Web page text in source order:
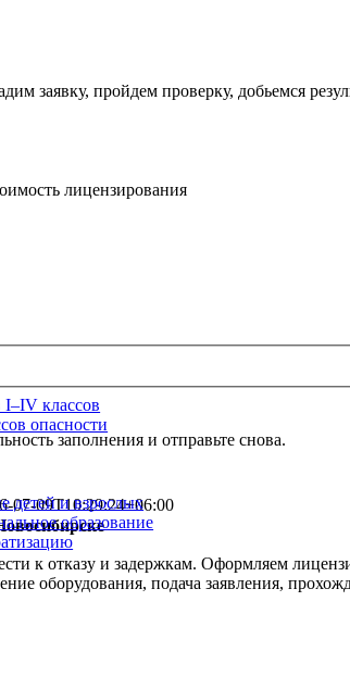
I–IV классов
опасности
детей и взрослых
образование
пройдем проверку, добьемся
лицензирования
заполнения и отправьте снова.
07-09T10:29:24+06:00
к отказу и задержкам. Оформляем
оборудования, подача заявления,